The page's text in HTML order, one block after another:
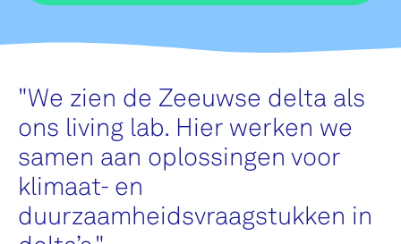
"We zien de Zeeuwse delta als
ons living lab. Hier werken we
samen aan oplossingen voor
klimaat- en
duurzaamheidsvraagstukken in